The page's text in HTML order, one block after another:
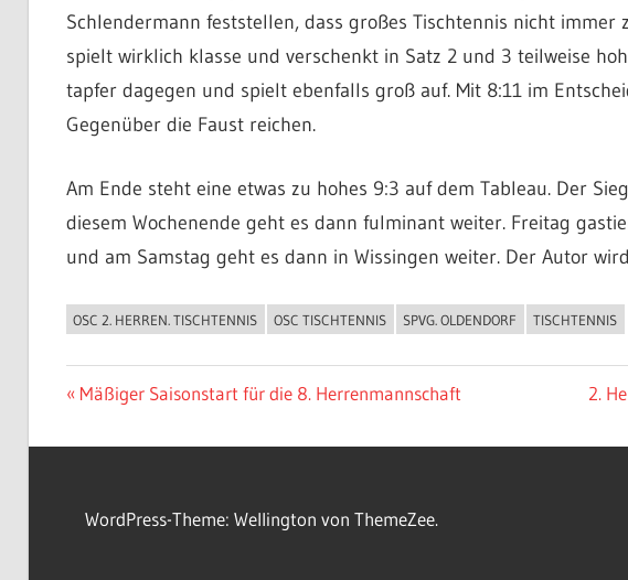
Schlendermann feststellen, dass großes Tischtennis nicht immer
spielt wirklich klasse und verschenkt in Satz 2 und 3 teilweise
tapfer dagegen und spielt ebenfalls groß auf. Mit 8:11 im
Gegenüber die Faust reichen.
Am Ende steht eine etwas zu hohes 9:3 auf dem Tableau. Der
diesem Wochenende geht es dann fulminant weiter. Freitag
und am Samstag geht es dann in Wissingen weiter. Der Autor
ALLGEMEIN
OSC 2. HERREN. TISCHTENNIS OSC TISCHTENNIS SPVG. OLDENDORF TISCHTENNIS
Beitragsnavigation
Vorheriger
Mäßiger Saisonstart für die 8. Herrenmannschaft 2.
WordPress-Theme: Wellington von ThemeZee.